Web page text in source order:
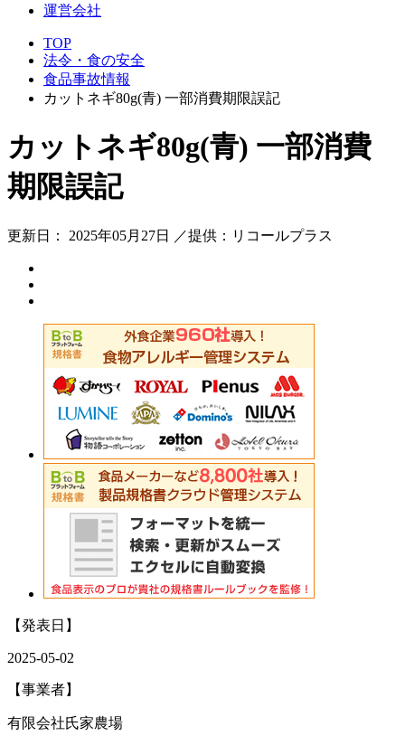
運営会社
TOP
法令・食の安全
食品事故情報
カットネギ80g(青) 一部消費期限誤記
カットネギ80g(青) 一部消費
期限誤記
更新日： 2025年05月27日 ／提供：リコールプラス
【発表日】
2025-05-02
【事業者】
有限会社氏家農場